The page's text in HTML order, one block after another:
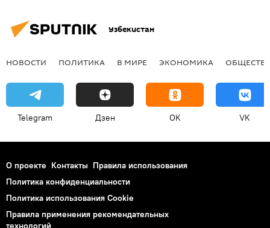
Узбекистан
НОВОСТИ ПОЛИТИКА В МИРЕ ЭКОНОМИКА
Telegram Дзен OK VK
О проекте Контакты Правила использования
Политика конфиденциальности
Политика использования Cookie
Правила применения рекомендательных
технологий